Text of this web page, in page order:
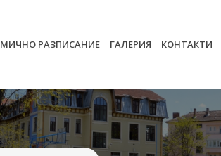
Начало
Нормативна уредба
Прием
Проекти и дейности
РАЗПИСАНИЕ ГАЛЕРИЯ КОНТАКТИ